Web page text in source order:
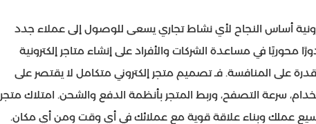
أساس النجاح لأي نشاط تجاري يسعى للوصول إلى عملاء جدد
محوريًا في مساعدة الشركات والأفراد على إنشاء متاجر إلكترونية
على المنافسة. فـ تصميم متجر إلكتروني متكامل لا يقتصر على
سرعة التصفح، وربط المتجر بأنظمة الدفع والشحن. امتلاك متجر
عملك وبناء علاقة قوية مع عملائك في أي وقت ومن أي مكان.